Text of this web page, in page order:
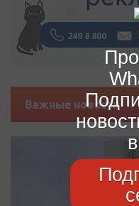
Важные новости